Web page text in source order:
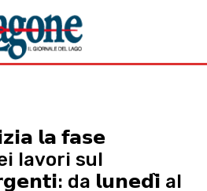
𝗹𝗮 𝗳𝗮𝘀𝗲
lavori sul
da 𝗹𝘂𝗻𝗲𝗱𝗶̀ al